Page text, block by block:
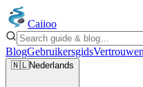
Caiioo
BlogGebruikersgids
🇳🇱Nederlands